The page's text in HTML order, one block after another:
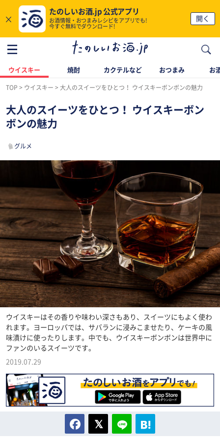
×
たのしいお酒.jp 公式アプリ
お酒情報・おつまみレシピをアプリでも!
今すぐ無料でダウンロード!
開く
ウイスキー 焼酎 カクテルなど おつまみ お
TOP ウイスキー 大人のスイーツをひとつ！ ウイスキーボンボンの魅力
大人のスイーツをひとつ！ ウイスキーボン
ボンの魅力
グルメ
ウイスキーはその香りや味わい深さもあり、スイーツにもよく使わ
れます。ヨーロッパでは、サバランに浸みこませたり、ケーキの風
味漬けに使ったりします。中でも、ウイスキーボンボンは世界中に
ファンのいるスイーツです。
2019.07.29